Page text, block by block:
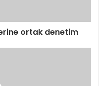
ortak denetim